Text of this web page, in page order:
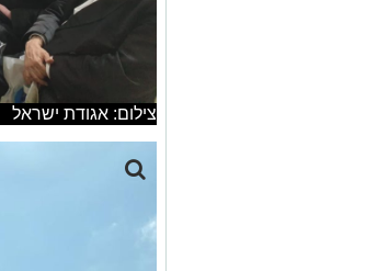
צילום: אגודת ישראל